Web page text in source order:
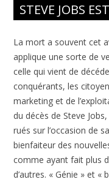
STEVE JOBS
La mort a souvent cet
applique une sorte de
celle qui vient de
conquérants, les
marketing et de
du décès de Steve
rués sur l’occasion de
bienfaiteur des
comme ayant fait plus
d’autres. « Génie » et